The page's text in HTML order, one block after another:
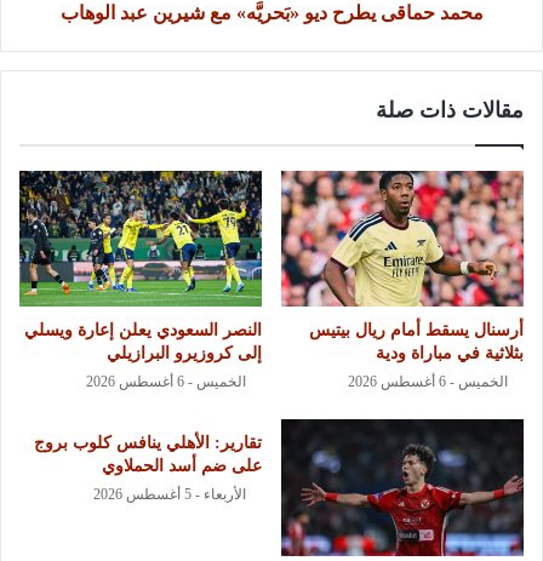
محمد حماقى يطرح ديو «بَحريَّه» مع شيرين عبد الوهاب
مقالات ذات صلة
أرسنال يسقط أمام ريال بيتيس
بثلاثية في مباراة ودية
الخميس - 6 أغسطس 2026
النصر السعودي يعلن إعارة ويسلي
إلى كروزيرو البرازيلي
الخميس - 6 أغسطس 2026
تقارير: الأهلي ينافس كلوب بروج
على ضم أسد الحملاوي
الأربعاء - 5 أغسطس 2026